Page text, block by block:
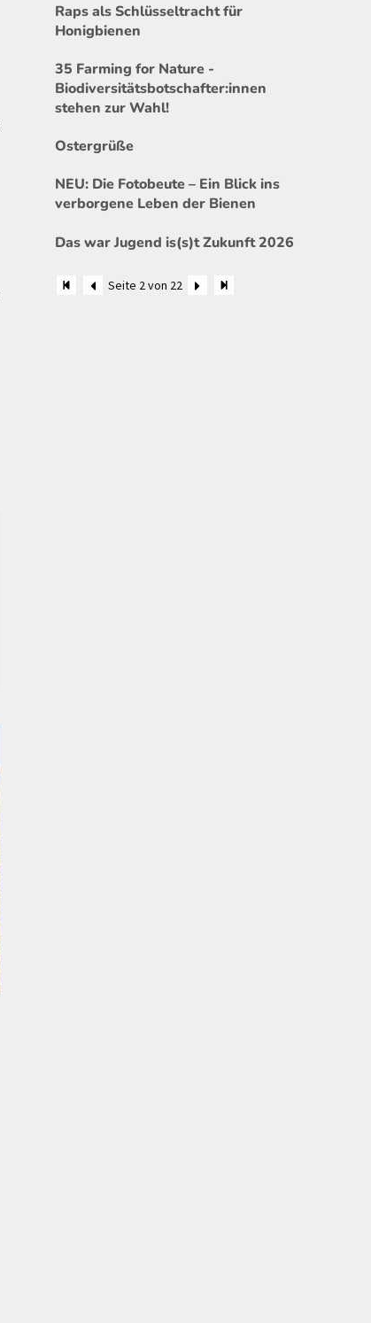
Raps als Schlüsseltracht für
Honigbienen
35 Farming for Nature -
Biodiversitätsbotschafter:innen
stehen zur Wahl!
Ostergrüße
NEU: Die Fotobeute – Ein Blick ins
verborgene Leben der Bienen
Das war Jugend is(s)t Zukunft 2026
Seite 2 von 22